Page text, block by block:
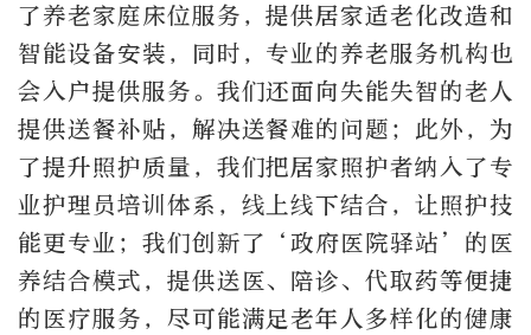
了养老家庭床位服务，提供居家适老化改造和
智能设备安装，同时，专业的养老服务机构也
会入户提供服务。我们还面向失能失智的老人
提供送餐补贴，解决送餐难的问题；此外，为
了提升照护质量，我们把居家照护者纳入了专
业护理员培训体系，线上线下结合，让照护技
能更专业；我们创新了‘政府医院驿站’的医
养结合模式，提供送医、陪诊、代取药等便捷
的医疗服务，尽可能满足老年人多样化的健康